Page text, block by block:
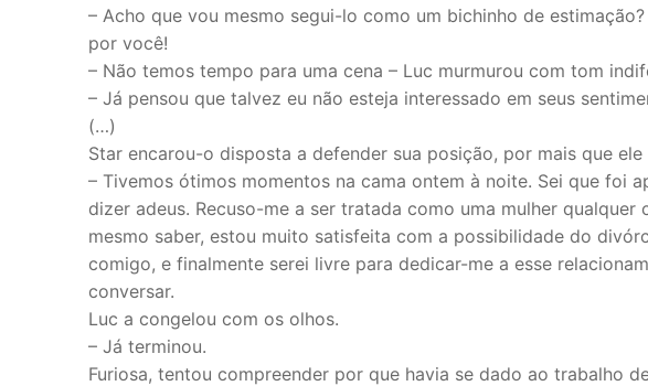
– Acho que vou mesmo segui-lo como um bichinho de
por você!
– Não temos tempo para uma cena – Luc murmurou com tom
– Já pensou que talvez eu não esteja interessado em seus
(…)
Star encarou-o disposta a defender sua posição, por mais que ele
– Tivemos ótimos momentos na cama ontem à noite. Sei que foi
dizer adeus. Recuso-me a ser tratada como uma mulher
mesmo saber, estou muito satisfeita com a possibilidade do
comigo, e finalmente serei livre para dedicar-me a esse
conversar.
Luc a congelou com os olhos.
– Já terminou.
Furiosa, tentou compreender por que havia se dado ao trabalho